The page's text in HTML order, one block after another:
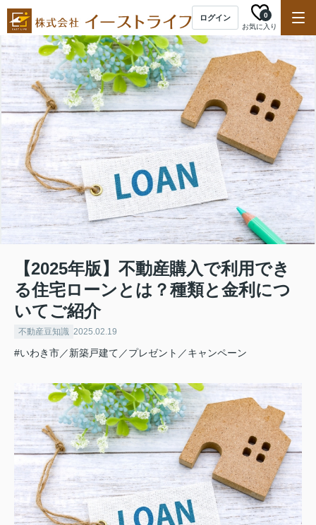
ログイン
お気に入り
0
【2025年版】不動産購入で利用でき
る住宅ローンとは？種類と金利につ
いてご紹介
不動産豆知識 2025.02.19
#いわき市／新築戸建て／プレゼント／キャンペーン